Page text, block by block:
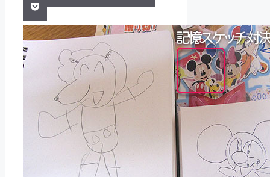
on
(Twitter)
on
on
on
on
Share
on
Pocket